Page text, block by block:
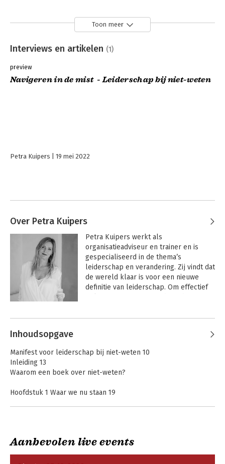
Toon meer
Interviews en artikelen (1)
preview
Navigeren in de mist - Leiderschap bij niet-weten
Petra Kuipers 19 mei 2022
Over Petra Kuipers
Petra Kuipers werkt als
organisatieadviseur en trainer en is
gespecialiseerd in de thema’s
leiderschap en verandering. Zij vindt dat
de wereld klaar is voor een nieuwe
definitie van leiderschap. Om effectief
niveau ontwikkeld worden; niet alleen
teams en professionals bij het
ontwikkelen van die vormen van
leiderschap, zodat ze niet alleen
effectiever worden, maar bovendien
menselijkheid, verbinding en inspiratie
(terug)brengen in het werk.
Andere boeken door Petra Kuipers
Empathisch
leiderschap is niet
- Gids voor
Inhoudsopgave
Manifest voor leiderschap bij niet-weten 10
Inleiding 13
Waarom een boek over niet-weten?
Hoofdstuk 1 Waar we nu staan 19
Verdieping: Magische wetenschap 23
1.2 Het grotere plaatje 25
Aanbevolen live events